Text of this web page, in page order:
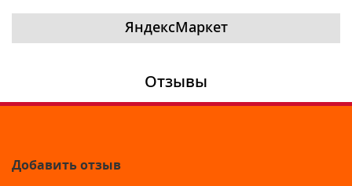
ЯндексМаркет
Отзывы
Добавить отзыв